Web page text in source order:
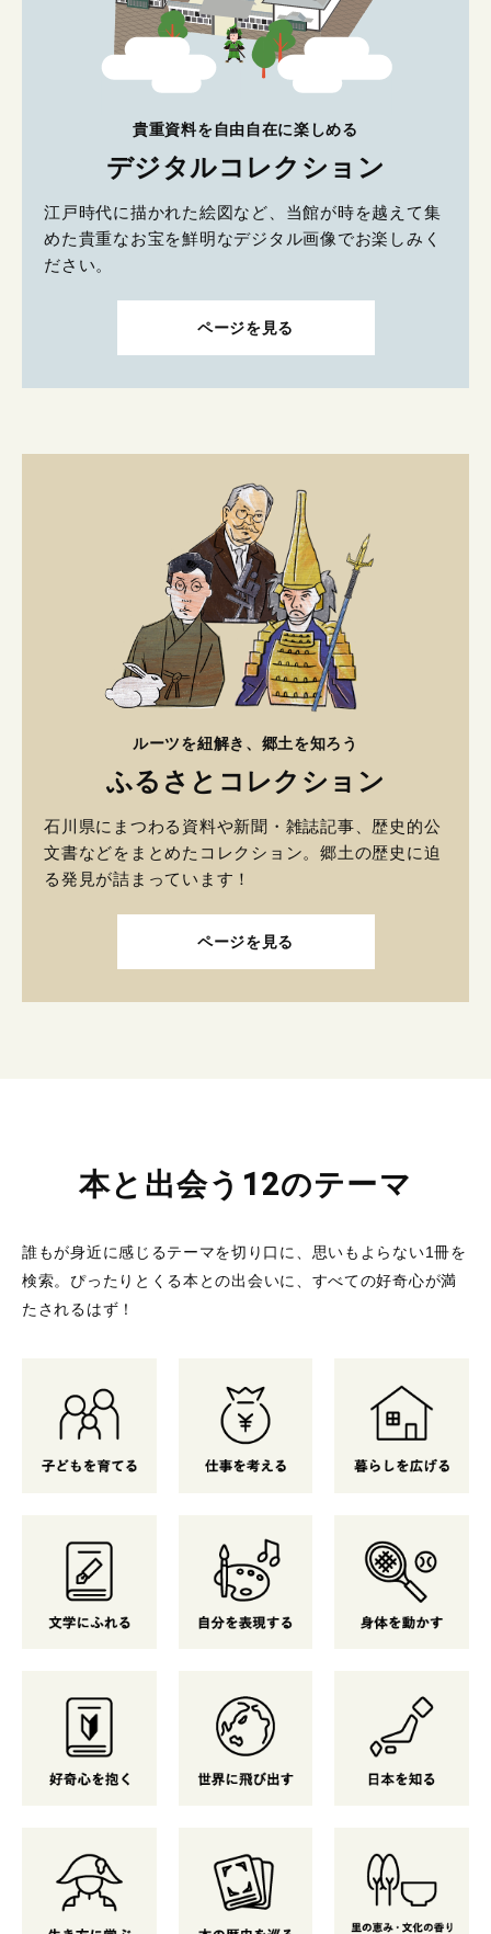
貴重資料を自由自在に楽しめる
デジタルコレクション
江戸時代に描かれた絵図など、当館が時を越えて集
めた貴重なお宝を鮮明なデジタル画像でお楽しみく
ださい。
ページを見る
ルーツを紐解き、郷土を知ろう
ふるさとコレクション
石川県にまつわる資料や新聞・雑誌記事、歴史的公
文書などをまとめたコレクション。郷土の歴史に迫
る発見が詰まっています！
ページを見る
本と出会う12のテーマ
誰もが身近に感じるテーマを切り口に、思いもよらない1冊を
検索。 ぴったりとくる本との出会いに、すべての好奇心が満
たされるはず！